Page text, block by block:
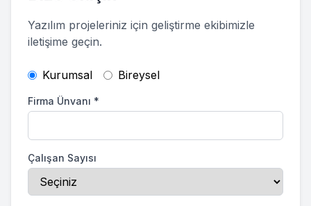
Yazılım projeleriniz için geliştirme ekibimizle
iletişime geçin.
Kurumsal Bireysel
Firma Ünvanı *
Çalışan Sayısı